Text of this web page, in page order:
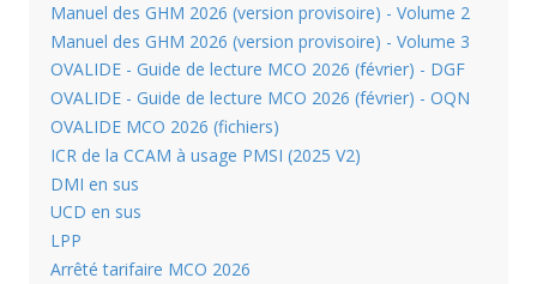
Manuel des GHM 2026 (version provisoire) - Volume 2
Manuel des GHM 2026 (version provisoire) - Volume 3
OVALIDE - Guide de lecture MCO 2026 (février) - DGF
OVALIDE - Guide de lecture MCO 2026 (février) - OQN
OVALIDE MCO 2026 (fichiers)
ICR de la CCAM à usage PMSI (2025 V2)
DMI en sus
UCD en sus
LPP
Arrêté tarifaire MCO 2026